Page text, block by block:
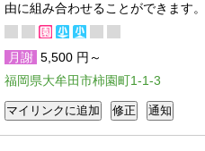
由に組み合わせることができます。
月謝 5,500 円～
福岡県大牟田市柿園町1-1-3